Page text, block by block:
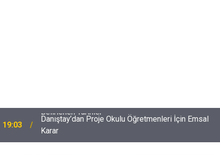
19:03
Danıştay’dan Proje Okulu Öğretmenleri İçin Emsal
Karar